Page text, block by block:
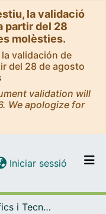
la validació
partir del 28
molèsties.
validación de
del 28 de agosto
validation will
We apologize for
tot el DD
Iniciar sessió (current)
Centres Científics i Tecnològics de la Universitat de Barcelona (CCiTUB)